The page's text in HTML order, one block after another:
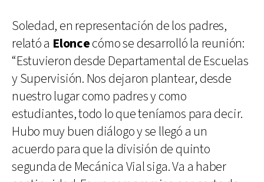
Soledad, en representación de los padres,
relató a Eloncecómo se desarrolló la reunión:
“Estuvieron desde Departamental de Escuelas
y Supervisión. Nos dejaron plantear, desde
nuestro lugar como padres y como
estudiantes, todo lo que teníamos para decir.
Hubo muy buen diálogo y se llegó a un
acuerdo para que la división de quinto
segunda de Mecánica Vial siga. Va a haber